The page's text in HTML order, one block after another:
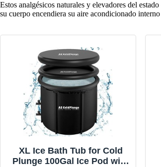
Estos analgésicos naturales y elevadores del
su cuerpo encendiera su aire acondicionado
XL Ice Bath Tub for Cold
Plunge 100Gal Ice Pod with